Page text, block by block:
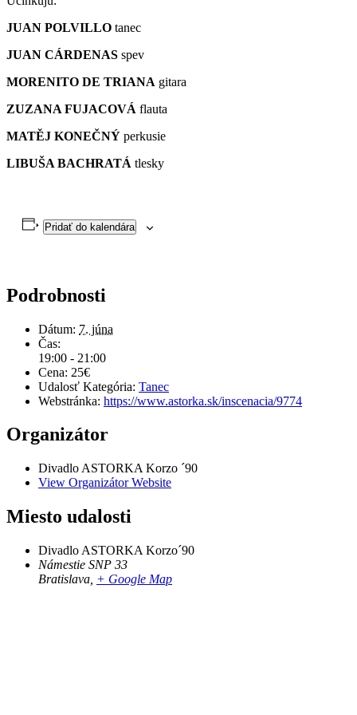
JUAN POLVILLO tanec
JUAN CÁRDENAS spev
MORENITO DE TRIANA gitara
ZUZANA FUJACOVÁ flauta
MATĚJ KONEČNÝ perkusie
LIBUŠA BACHRATÁ tlesky
Pridať do kalendára
Podrobnosti
Dátum: 7. júna
Čas:
19:00 - 21:00
Cena: 25€
Udalosť Kategória: Tanec
Webstránka: https://www.astorka.sk/inscenacia/9774
Organizátor
Divadlo ASTORKA Korzo ´90
View Organizátor Website
Miesto udalosti
Divadlo ASTORKA Korzo´90
Námestie SNP 33
Bratislava + Google Map